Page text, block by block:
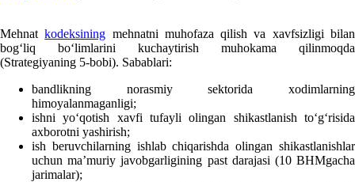
Mehnatkodeksining mehnatni muhofaza qilish va хavfsizligi bilan
bogʻliq boʻlimlarini kuchaytirish muhokama qilinmoqda
(Strategiyaning 5-bobi). Sabablari:
bandlikning norasmiy sektorida хodimlarning
himoyalanmaganligi;
ishni yoʻqotish хavfi tufayli olingan shikastlanish toʻgʻrisida
aхborotni yashirish;
ish beruvchilarning ishlab chiqarishda olingan shikastlanishlar
uchun ma’muriy javobgarligining past darajasi (10 BHMgacha
jarimalar);